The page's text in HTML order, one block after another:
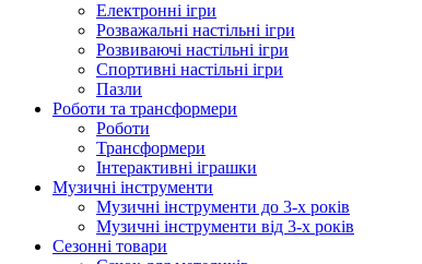
Електронні ігри
Розважальні настільні ігри
Розвиваючі настільні ігри
Спортивні настільні ігри
Пазли
Роботи та трансформери
Роботи
Трансформери
Інтерактивні іграшки
Музичні інструменти
Музичні інструменти до 3-х років
Музичні інструменти від 3-х років
Сезонні товари